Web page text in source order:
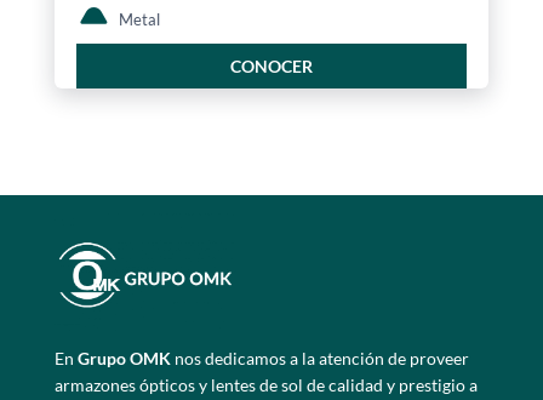
Metal
CONOCER
En Grupo OMKnos dedicamos a la atención de proveer
armazones ópticos y lentes de sol de calidad y prestigio a